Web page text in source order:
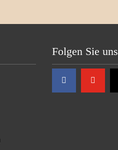
Folgen Sie uns